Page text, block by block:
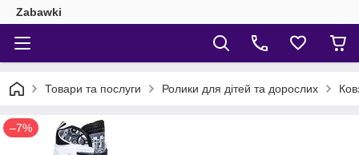
Zabawki
Товари та послуги Ролики для дітей та дорослих
–7%